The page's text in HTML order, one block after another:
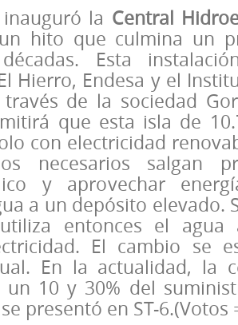
la Central
hito que culmina un
Esta
Hierro, Endesa y el
través de la sociedad
que esta isla de
con electricidad
necesarios salgan
y aprovechar
a un depósito elevado.
entonces el agua
El cambio se
En la actualidad, la
un 10 y 30% del
presentó en ST-6.(Votos